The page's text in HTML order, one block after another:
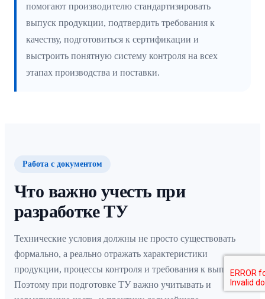
помогают производителю стандартизировать
выпуск продукции, подтвердить требования к
качеству, подготовиться к сертификации и
выстроить понятную систему контроля на всех
этапах производства и поставки.
Работа с документом
Что важно учесть при
разработке ТУ
Технические условия должны не просто существовать
формально, а реально отражать характеристики
продукции, процессы контроля и требования к выпуску.
Поэтому при подготовке ТУ важно учитывать и